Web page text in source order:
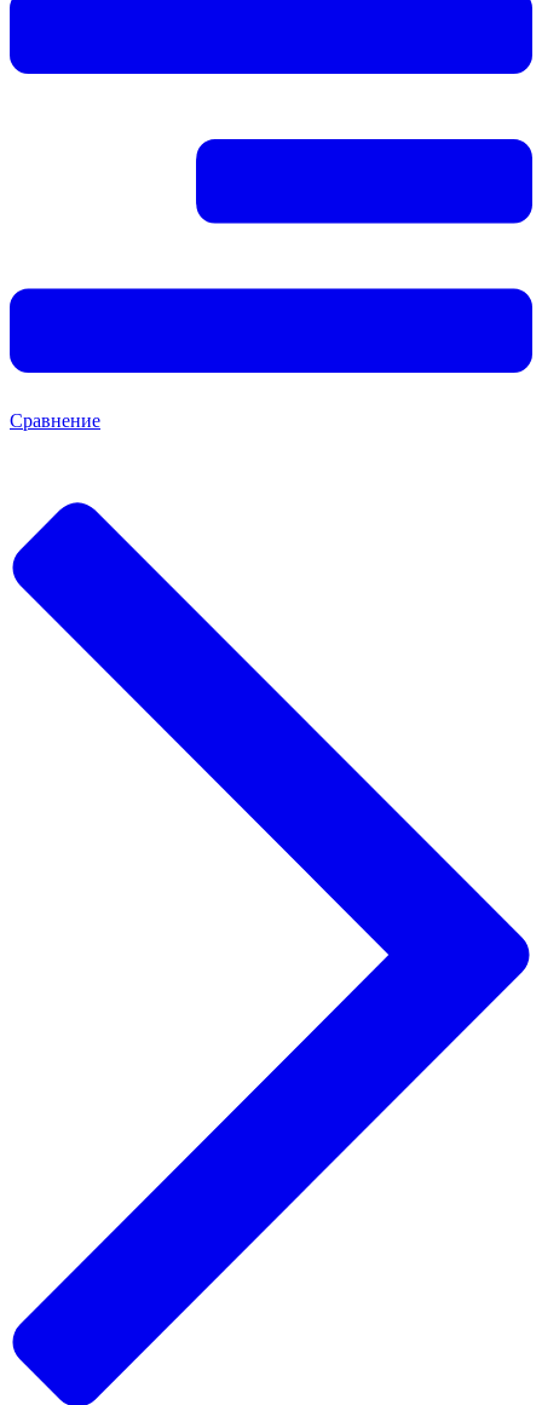
Сравнение